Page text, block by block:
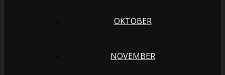
OKTOBER
NOVEMBER